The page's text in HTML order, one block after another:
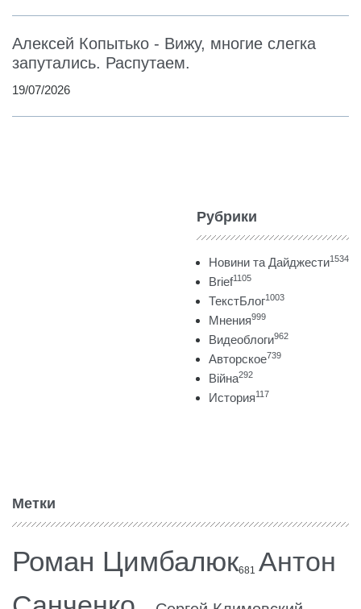
Алексей Копытько - Вижу, многие слегка
запутались. Распутаем.
19/07/2026
Рубрики
Новини та Дайджести1534
Brief1105
ТекстБлог1003
Мнения999
Видеоблоги962
Авторское739
Війна292
История117
Метки
Роман Цимбалюк681 Антон